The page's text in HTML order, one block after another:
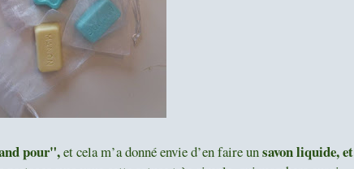
pour",et cela m’a donné envie d’en faire unsavon liquide, et